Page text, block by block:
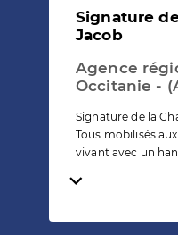
Signature
Jacob
Agence
Occitanie -
Signature de la
Tous mobilisés
vivant avec un
Temps de lecture